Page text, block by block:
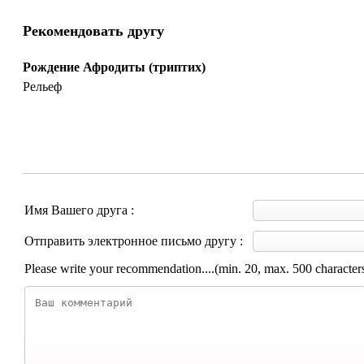
Рекомендовать другу
Рождение Афродиты (триптих)
Рельеф
Имя Вашего друга :
Отправить электронное письмо другу :
Please write your recommendation....(min. 20, max. 500